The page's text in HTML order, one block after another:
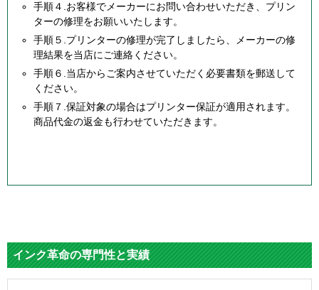
手順４.お客様でメーカーにお問い合わせいただき、プリン
ターの修理をお願いいたします。
手順５.プリンターの修理が完了しましたら、メーカーの修
理結果を当店にご連絡ください。
手順６.当店からご案内させていただく必要書類を郵送して
ください。
手順７.保証対象の場合はプリンター保証が適用されます。
商品代金の返金も行わせていただきます。
インク革命の専門性と実績